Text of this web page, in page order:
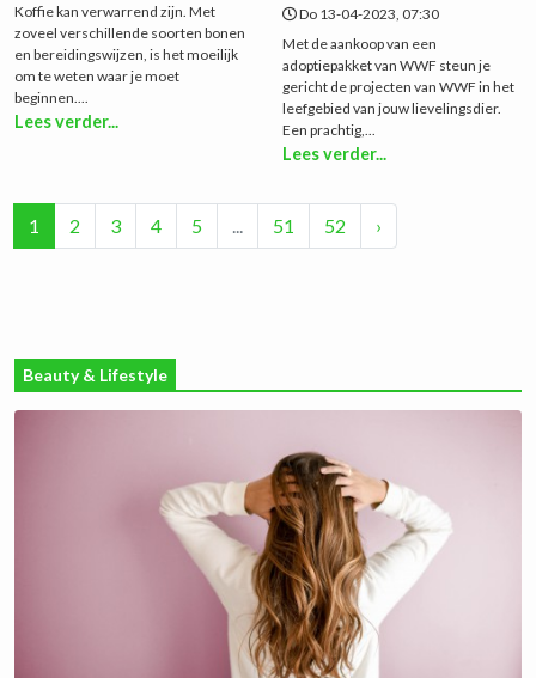
Koffie kan verwarrend zijn. Met
zoveel verschillende soorten bonen
en bereidingswijzen, is het moeilijk
om te weten waar je moet
beginnen....
Lees verder...
Do 13-04-2023, 07:30
Met de aankoop van een
adoptiepakket van WWF steun je
gericht de projecten van WWF in het
leefgebied van jouw lievelingsdier.
Een prachtig,...
Lees verder...
1 2 3 4 5 51 52 ›
Beauty & Lifestyle